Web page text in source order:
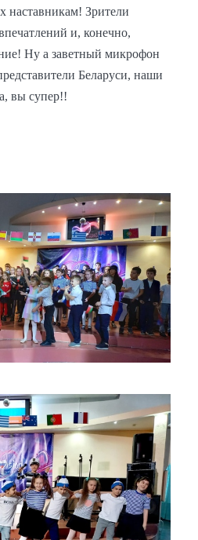
наставникам! Зрители
и, конечно,
Ну а заветный микрофон
Беларуси, наши
вы супер!!